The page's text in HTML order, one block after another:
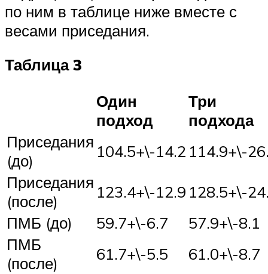
по ним в таблице ниже вместе с
весами приседания.
Таблица 3
Один
подход
Три
подхода
Приседания
(до)
104.5+\-14.2 114.9+\-
Приседания
(после)
123.4+\-12.9 128.5+\-
ПМБ (до)
59.7+\-6.7
57.9+\-8.1
ПМБ
(после)
61.7+\-5.5
61.0+\-8.7